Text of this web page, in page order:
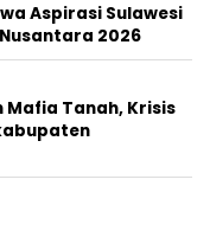
Aspirasi Sulawesi
2026
Mafia Tanah, Krisis